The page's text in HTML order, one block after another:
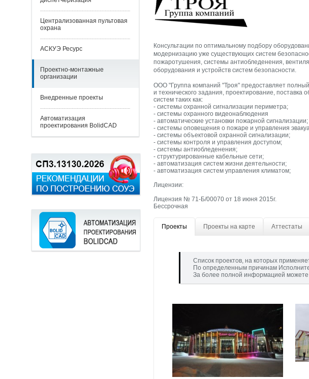
Централизованная пультовая
охрана
АСКУЭ Ресурс
Проектно-монтажные
организации
Внедренные проекты
Автоматизация
проектирования BolidCAD
Консультации по оптимальному подбору
модернизацию уже существующих систем
пожаротушения, системы антиобледенения,
оборудования и устройств систем безопасности.
ООО "Группа компаний "Троя" предоставляет
и технического задания, проектирование,
систем таких как:
- системы охранной сигнализации периметра;
- системы охранного видеонаблюдения
- автоматические установки пожарной сигнализации;
- системы оповещения о пожаре и управления
- системы объектовой охранной сигнализации;
- системы контроля и управления доступом;
- системы антиобледенения;
- структурированные кабельные сети;
- автоматизация систем жизни деятельности;
- автоматизация систем управления климатом;
Лицензии:
Лицензия № 71-Б/00070 от 18 июня 2015г.
Бессрочная
Проекты Проекты на карте Аттестаты
Список проектов, на которых
По определенным причинам
За более полной информацией